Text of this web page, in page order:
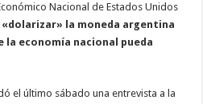
Nacional de Estados Unidos
«dolarizar» la moneda argentina
la economía nacional pueda
el último sábado una entrevista a la